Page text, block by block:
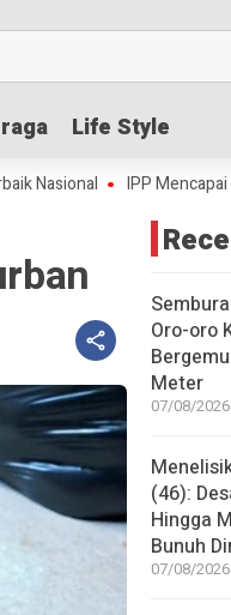
Life Style
Life Style
IPP Mencapai 4,69,
Oro-oro
Meter
07/08/2026
(46):
Hingga
Bunuh
07/08/2026